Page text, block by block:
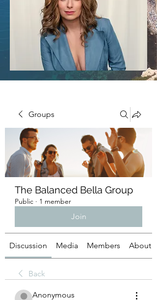
Groups
The Balanced Bella Group
Public · 1 member
Join
Discussion Media Members About
Back
Anonymous